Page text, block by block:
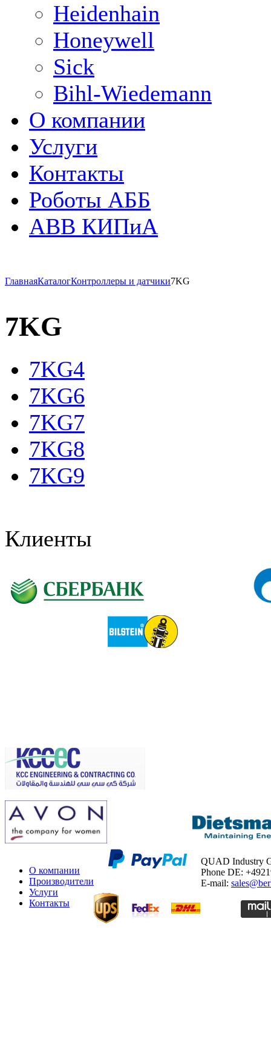
Heidenhain
Honeywell
Sick
Bihl-Wiedemann
О компании
Услуги
Контакты
Роботы АББ
ABB КИПиА
ГлавнаяКаталогКонтроллеры и датчики7KG
7KG
7KG4
7KG6
7KG7
7KG8
7KG9
Клиенты
О компании
Производители
Услуги
Контакты
QUAD Industry
Phone DE:
E-mail: